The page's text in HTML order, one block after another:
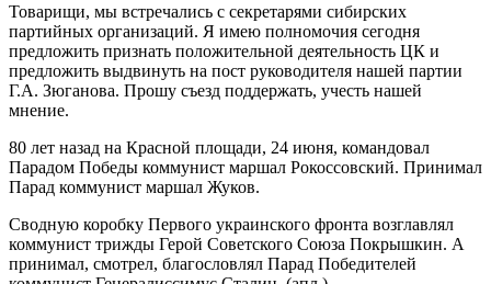
Товарищи, мы встречались с секретарями сибирских
партийных организаций. Я имею полномочия сегодня
предложить признать положительной деятельность ЦК и
предложить выдвинуть на пост руководителя нашей партии
Г.А. Зюганова. Прошу съезд поддержать, учесть нашей
мнение.
80 лет назад на Красной площади, 24 июня, командовал
Парадом Победы коммунист маршал Рокоссовский. Принимал
Парад коммунист маршал Жуков.
Сводную коробку Первого украинского фронта возглавлял
коммунист трижды Герой Советского Союза Покрышкин. А
принимал, смотрел, благословлял Парад Победителей